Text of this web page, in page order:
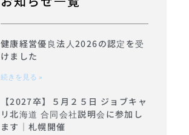
健康経営優良法人2026の認定を受
けました
続きを見る »
【2027卒】５月２５日 ジョブキャ
リ北海道 合同会社説明会に参加し
ます｜札幌開催